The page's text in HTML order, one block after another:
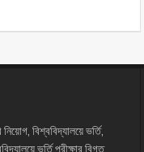
বিশ্ববিদ্যালয়ে ভর্তি,
ভর্তি পরীক্ষার বিগত